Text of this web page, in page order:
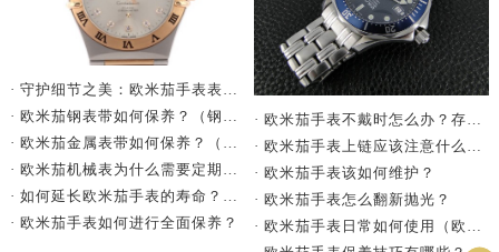
· 欧米茄手表如何进行全面保养？
· 欧米茄手表该如何维护？
· 欧米茄手表怎么翻新抛光？